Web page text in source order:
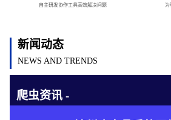
自主研发协作工具高效解决问题 为
新闻动态
NEWS AND TRENDS
爬虫资讯 -